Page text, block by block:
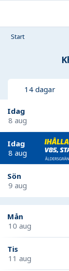
Start
14 dagar
Idag
8 aug
Idag
8 aug
Sön
9 aug
Mån
10 aug
Tis
11 aug